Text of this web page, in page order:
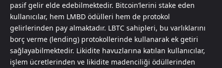
pasif gelir elde edebilmektedir. Bitcoin’lerini stake eden
kullanıcılar, hem LMBD ödülleri hem de protokol
gelirlerinden pay almaktadır. LBTC sahipleri, bu varlıklarını
borç verme (lending) protokollerinde kullanarak ek getiri
sağlayabilmektedir. Likidite havuzlarına katılan kullanıcılar,
işlem ücretlerinden ve likidite madenciliği ödüllerinden